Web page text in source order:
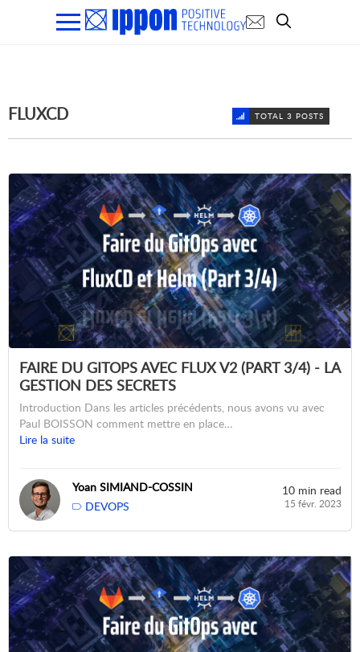
FLUXCD TOTAL 3 POSTS
FAIRE DU GITOPS AVEC FLUX V2 (PART 3/4) - LA
GESTION DES SECRETS
Introduction Dans les articles précédents, nous avons vu avec
Paul BOISSON comment mettre en place…
Lire la suite
Yoan SIMIAND-COSSIN
DEVOPS
10 min read
15 févr. 2023